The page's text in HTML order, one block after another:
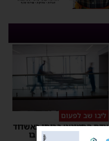
ליבו שב לפעום
אדם התמוטט בביתו באשדוד
– כוחות ההצלה ביצעו בו